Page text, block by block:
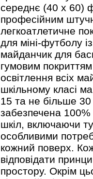
середнє (40 х 60)
професійним
легкоатлетичне
для міні-футболу
майданчик для
гумовим
освітлення всіх
шкільному класі
15 та не більше
забезпечена 100%
шкіл, включаючи
особливими
кожний поверх.
відповідати
простору. Окрім